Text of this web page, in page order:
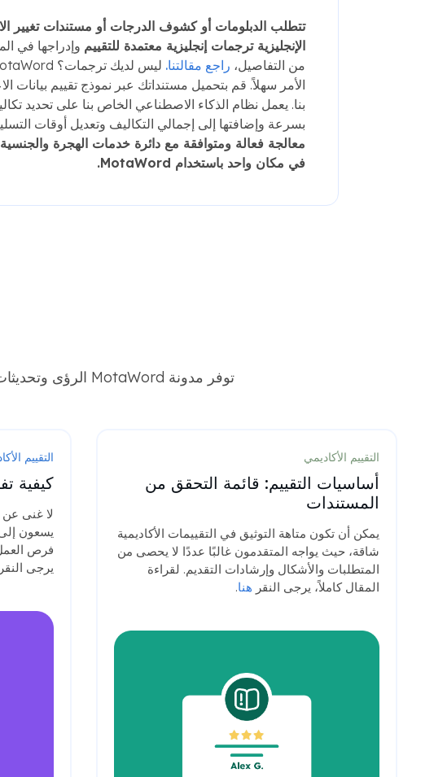
تتطلب الدبلومات أو كشوف الدرجات أو مستندات تغيير
الإنجليزية ترجمات إنجليزية معتمدة للتقييم وإدراجها في
من التفاصيل، راجع مقالتنا.
الأمر سهلاً. قم بتحميل مستنداتك عبر نموذج تقييم بيانات
بنا. يعمل نظام الذكاء الاصطناعي الخاص بنا على تحديد
بسرعة وإضافتها إلى إجمالي التكاليف وتعديل أوقات
معالجة فعالة ومتوافقة مع دائرة خدمات الهجرة والجنسية
في مكان واحد باستخدام MotaWord.
توفر مدونة MotaWord الرؤى وتحديثات الصناعة ونصائح الخبراء حول الترجمة والتعريب والمواضيع المتعلقة بالتأشيرة.
التقييم الأكاديمي
أساسيات التقييم: قائمة التحقق من
المستندات
يمكن أن تكون متاهة التوثيق في التقييمات الأكاديمية
شاقة، حيث يواجه المتقدمون غالبًا عددًا لا يحصى من
المتطلبات والأشكال وإرشادات التقديم. لقراءة
المقال كاملاً، يرجى النقر هنا.
التقييم
كيفية
لا غنى عن
يسعون
فرص
يرجى النقر